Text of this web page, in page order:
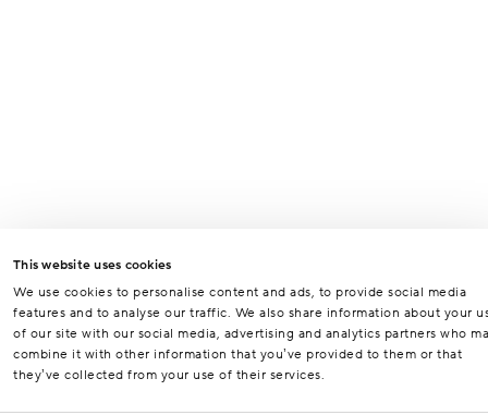
This website uses cookies
We use cookies to personalise content and ads, to provide social media
features and to analyse our traffic. We also share information about your
of our site with our social media, advertising and analytics partners who
combine it with other information that you’ve provided to them or that
they’ve collected from your use of their services.